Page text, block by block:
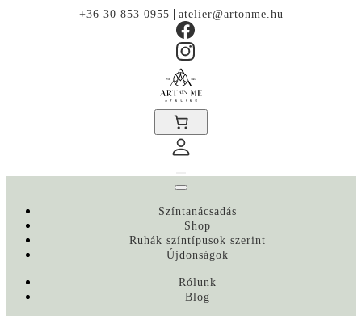
+36 30 853 0955 | atelier@artonme.hu
Színtanácsadás
Shop
Ruhák színtípusok szerint
Újdonságok
Rólunk
Blog